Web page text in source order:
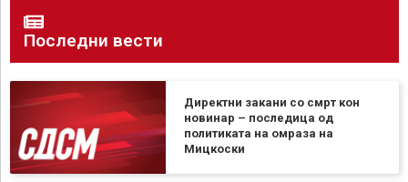
Последни вести
Директни закани со смрт кон
новинар – последица од
политиката на омраза на
Мицкоски